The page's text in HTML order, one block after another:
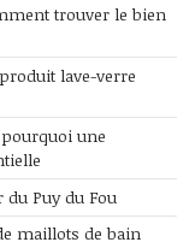
trouver le bien
lave-verre
une
Puy du Fou
maillots de bain